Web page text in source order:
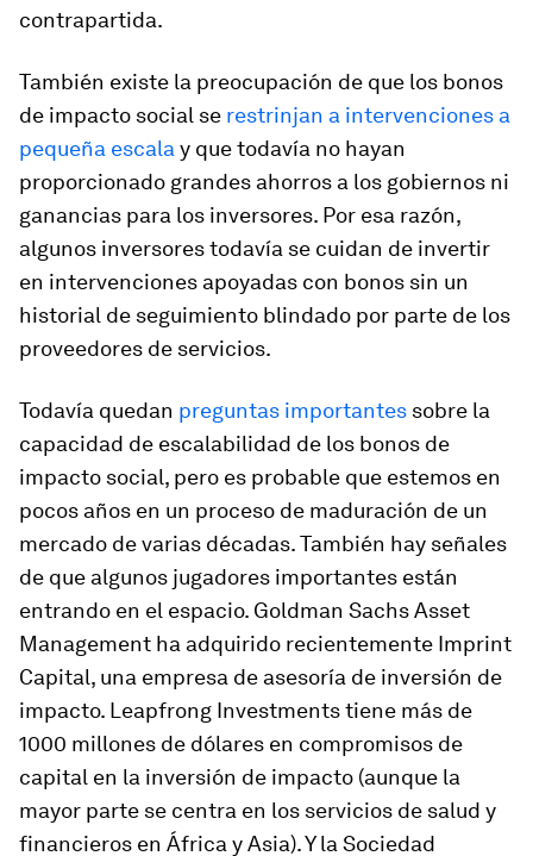
contrapartida.
También existe la preocupación de que los bonos
de impacto social se restrinjan a intervenciones a
pequeña escala y que todavía no hayan
proporcionado grandes ahorros a los gobiernos ni
ganancias para los inversores. Por esa razón,
algunos inversores todavía se cuidan de invertir
en intervenciones apoyadas con bonos sin un
historial de seguimiento blindado por parte de los
proveedores de servicios.
Todavía quedan preguntas importantes sobre la
capacidad de escalabilidad de los bonos de
impacto social, pero es probable que estemos en
pocos años en un proceso de maduración de un
mercado de varias décadas. También hay señales
de que algunos jugadores importantes están
entrando en el espacio. Goldman Sachs Asset
Management ha adquirido recientemente Imprint
Capital, una empresa de asesoría de inversión de
impacto. Leapfrong Investments tiene más de
1000 millones de dólares en compromisos de
capital en la inversión de impacto (aunque la
mayor parte se centra en los servicios de salud y
financieros en África y Asia). Y la Sociedad